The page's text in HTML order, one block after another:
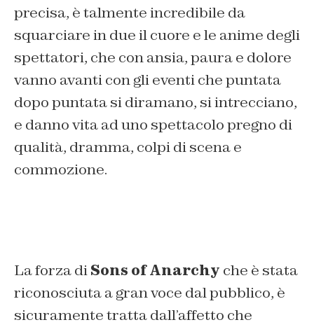
precisa, è talmente incredibile da
squarciare in due il cuore e le anime degli
spettatori, che con ansia, paura e dolore
vanno avanti con gli eventi che puntata
dopo puntata si diramano, si intrecciano,
e danno vita ad uno spettacolo pregno di
qualità, dramma, colpi di scena e
commozione.
La forza diSons of Anarchy che è stata
riconosciuta a gran voce dal pubblico, è
sicuramente tratta dall’affetto che